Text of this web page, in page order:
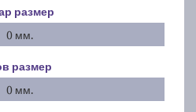
размер
0 мм.
размер
0 мм.